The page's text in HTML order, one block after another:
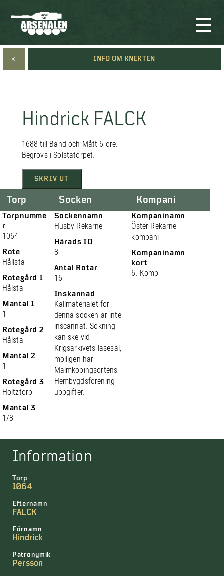
< INFO OM KNEKTEN
Hindrick FALCK
1688 till Band och Mått 6 öre.
Begrovs i Solstatorpet.
SKRIV UT
Torp
Torpnumme
r
1064
Rote
Hållsta
Rotegård 1
Hålsta
Mantal 1
1
Rotegård 2
Hålsta
Mantal 2
1
Rotegård 3
Holtztorp
Mantal 3
1/8
Socken
Sockennamn
Husby-Rekarne
Härads ID
8
Antal Rotar
16
Inskannad
Källmaterialet för
denna socken är inte
inscannat. Sökning
kan ske vid
Krigsarkivets läsesal,
möjligen har
Malmköpingsortens
Hembygdsförening
uppgifter.
Kompani
Kompaninamn
Öster Rekarne
kompani
Kompaninamn
kort
6. Komp
Information
Torp
1064
Efternamn
FALCK
Förnamn
Hindrick
Patronymik
Persson